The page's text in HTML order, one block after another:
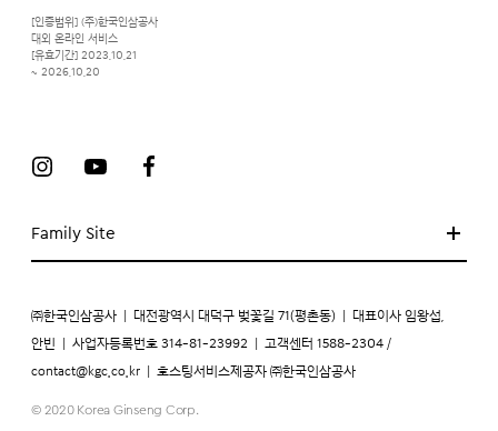
Family Site
[인증범위] (주)한국인삼공사
대외 온라인 서비스
[유효기간] 2023.10.21
~ 2026.10.20
㈜한국인삼공사 대전광역시 대덕구 벚꽃길 71(평촌동) 대표이사 임왕섭,
안빈 사업자등록번호 314-81-23992 고객센터 1588-2304 /
contact@kgc.co.kr 호스팅서비스제공자 ㈜한국인삼공사
© 2020 Korea Ginseng Corp.